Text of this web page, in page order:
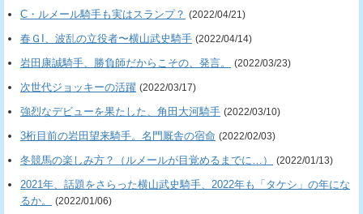
C・ルメール騎手も実はスランプ？ (2022/04/21)
春ＧI、波乱の立役者〜横山武史騎手 (2022/04/14)
岩田康誠騎手、勝負師だからこその、発言。 (2022/03/23)
次世代ジョッキーの活躍 (2022/03/17)
強烈なデビューを果たした、角田大河騎手 (2022/03/10)
3桁目前の岩田望来騎手。名門厩舎の宿命 (2022/02/03)
冬競馬の楽しみ方？（ルメールが目覚めるまでに…） (2022/01/13)
2021年、話題をさらった横山武史騎手、2022年も「タケシ」の年にな
るか。
(2022/01/06)